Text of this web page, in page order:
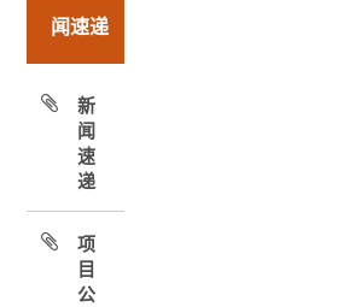
闻速递
新
闻
速
递
项
目
公